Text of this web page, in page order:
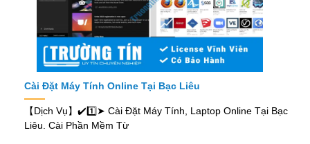
Cài Đặt Máy Tính Online Tại Bạc Liêu
【Dịch Vụ】✔️1️⃣➤ Cài Đặt Máy Tính, Laptop Online Tại Bạc
Liêu. Cài Phần Mềm Từ